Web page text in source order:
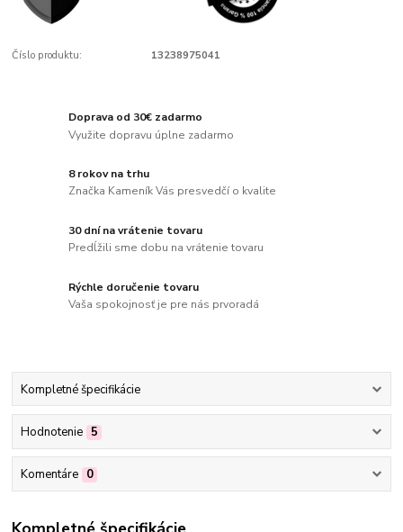
Číslo produktu: 13238975041
Doprava od 30€ zadarmo
Využite dopravu úplne zadarmo
8 rokov na trhu
Značka Kameník Vás presvedčí o kvalite
30 dní na vrátenie tovaru
Predĺžili sme dobu na vrátenie tovaru
Rýchle doručenie tovaru
Vaša spokojnosť je pre nás prvoradá
Kompletné špecifikácie
Hodnotenie 5
Komentáre 0